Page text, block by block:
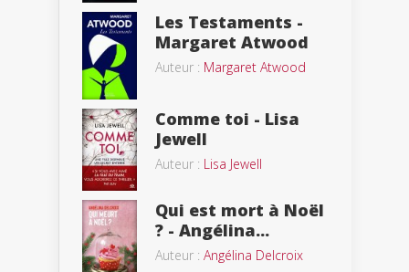
Les Testaments -
Margaret Atwood
Auteur : Margaret Atwood
Comme toi - Lisa
Jewell
Auteur : Lisa Jewell
Qui est mort à Noël
? - Angélina...
Auteur : Angélina Delcroix